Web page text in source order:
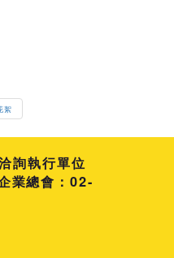
絮
詢執行單位
業總會：02-